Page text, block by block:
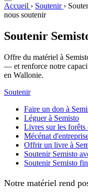
Accueil › Soutenir ›
nous soutenir
Soutenir
Offre du matériel à
— et renforce notre
en Wallonie.
Soutenir
Faire un don à
Léguer à Semisto
Livres sur les forêts
Mécénat
Offrir un livre à
Soutenir Semisto
Soutenir Semisto
Notre matériel rend